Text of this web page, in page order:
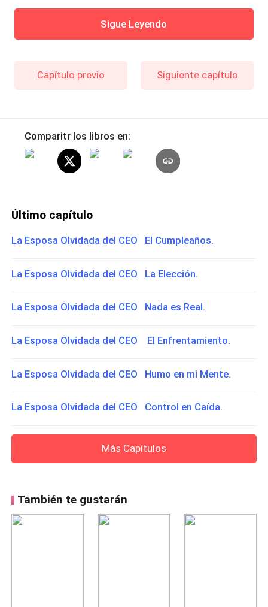
Sigue Leyendo
Capítulo previo Siguiente capítulo
Comparitr los libros en:
Último capítulo
La Esposa Olvidada del CEO El Cumpleaños.
La Esposa Olvidada del CEO La Elección.
La Esposa Olvidada del CEO Nada es Real.
La Esposa Olvidada del CEO El Enfrentamiento.
La Esposa Olvidada del CEO Humo en mi Mente.
La Esposa Olvidada del CEO Control en Caída.
Más Capítulos
También te gustarán